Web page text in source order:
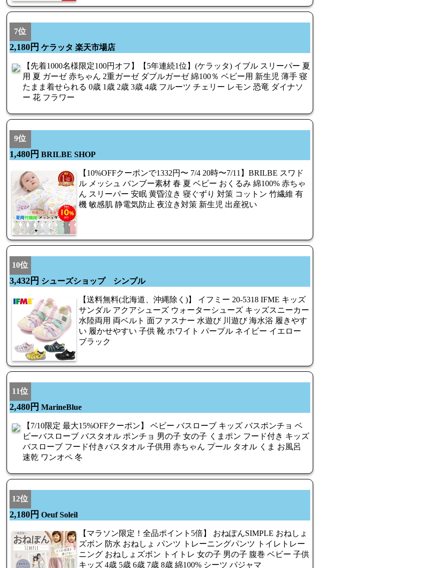
7位
2,180円 ケラッタ 楽天市場店
【先着1000名様限定100円オフ】【5年連続1位】(ケラッタ) イブル スリーパー 夏
用 夏 ガーゼ 赤ちゃん 2重ガーゼ ダブルガーゼ 綿100％ ベビー用 新生児 薄手 寝
たまま着せられる 0歳 1歳 2歳 3歳 4歳 フルーツ チェリー レモン 恐竜 ダイナソ
ー 花 フラワー
9位
1,480円 BRILBE SHOP
【10%OFFクーポンで1332円〜 7/4 20時〜7/11】BRILBE スワド
ル メッシュ バンブー素材 春 夏 ベビー おくるみ 綿100% 赤ちゃ
ん スリーパー 安眠 黄昏泣き 寝ぐずり 対策 コットン 竹繊維 有
機 敏感肌 静電気防止 夜泣き対策 新生児 出産祝い
10位
3,432円 シューズショップ シンプル
【送料無料(北海道、沖縄除く)】 イフミー 20-5318 IFME キッズ
サンダル アクアシューズ ウォーターシューズ キッズスニーカー
水陸両用 両ベルト 面ファスナー 水遊び 川遊び 海水浴 履きやす
い 履かせやすい 子供 靴 ホワイト パープル ネイビー イエロー
ブラック
11位
2,480円 MarineBlue
【7/10限定 最大15%OFFクーポン】 ベビー バスローブ キッズ バスポンチョ ベ
ビーバスローブ バスタオル ポンチョ 男の子 女の子 くまポン フード付き キッズ
バスローブ フード付きバスタオル 子供用 赤ちゃん プール タオル くま お風呂
速乾 ワンオペ 冬
12位
2,180円 Oeuf Soleil
【マラソン限定！全品ポイント5倍】 おねぽんSIMPLE おねしょ
ズボン 防水 おねしょ パンツ トレーニングパンツ トイレトレー
ニング おねしょズボン トイトレ 女の子 男の子 腹巻 ベビー 子供
キッズ 4歳 5歳 6歳 7歳 8歳 綿100% シーツ パジャマ